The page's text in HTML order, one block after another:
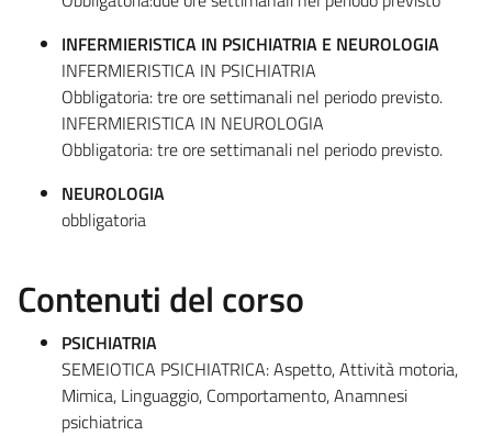
INFERMIERISTICA IN PSICHIATRIA E NEUROLOGIA
INFERMIERISTICA IN PSICHIATRIA
Obbligatoria: tre ore settimanali nel periodo previsto.
INFERMIERISTICA IN NEUROLOGIA
Obbligatoria: tre ore settimanali nel periodo previsto.
NEUROLOGIA
obbligatoria
Contenuti del corso
PSICHIATRIA
SEMEIOTICA PSICHIATRICA: Aspetto, Attività motoria,
Mimica, Linguaggio, Comportamento, Anamnesi
psichiatrica